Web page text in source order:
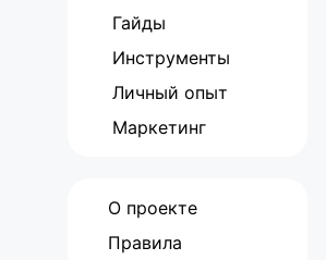
Гайды
Инструменты
Личный опыт
Маркетинг
О проекте
Правила